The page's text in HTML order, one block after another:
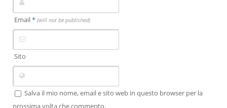
Email* (will not be published)
Sito
Salva il mio nome, email e sito web in questo browser per la
prossima volta che commento.